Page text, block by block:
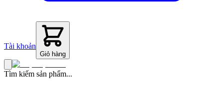
Tài khoản
Giỏ hàng
Tìm kiếm sản phẩm...